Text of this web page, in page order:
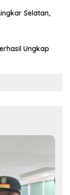
Selatan,
Ungkap